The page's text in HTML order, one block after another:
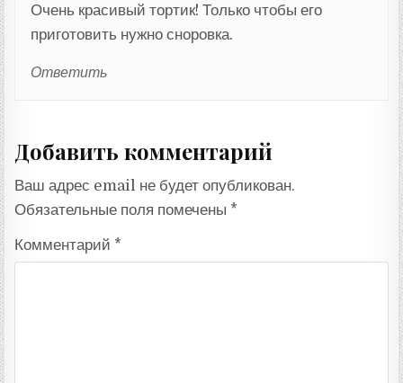
Очень красивый тортик! Только чтобы его
приготовить нужно сноровка.
Ответить
Добавить комментарий
Ваш адрес email не будет опубликован.
Обязательные поля помечены *
Комментарий *